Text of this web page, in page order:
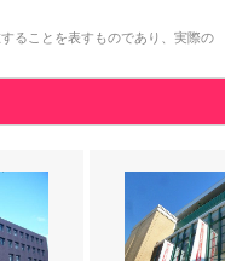
ることを表すものであり、実際の